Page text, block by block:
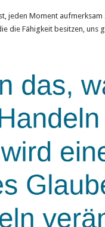
jeden Moment
die Fähigkeit besitzen, uns